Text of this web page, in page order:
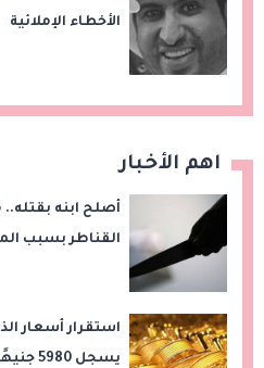
الأخطاء الإملائية
اهم الأخبار
أصلح ابنه
القناطر بسبب
يسجل 5980 جنيهًا